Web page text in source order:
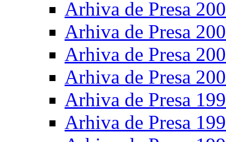
Arhiva de Presa
Arhiva de Presa
Arhiva de Presa
Arhiva de Presa
Arhiva de Presa
Arhiva de Presa